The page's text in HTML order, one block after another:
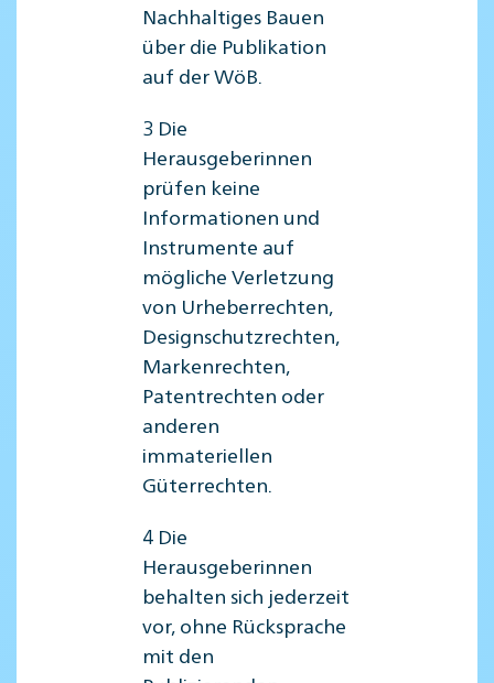
Nachhaltiges Bauen
über die Publikation
auf der WöB.
3 Die
Herausgeberinnen
prüfen keine
Informationen und
Instrumente auf
mögliche Verletzung
von Urheberrechten,
Designschutzrechten,
Markenrechten,
Patentrechten oder
anderen
immateriellen
Güterrechten.
4 Die
Herausgeberinnen
behalten sich jederzeit
vor, ohne Rücksprache
mit den